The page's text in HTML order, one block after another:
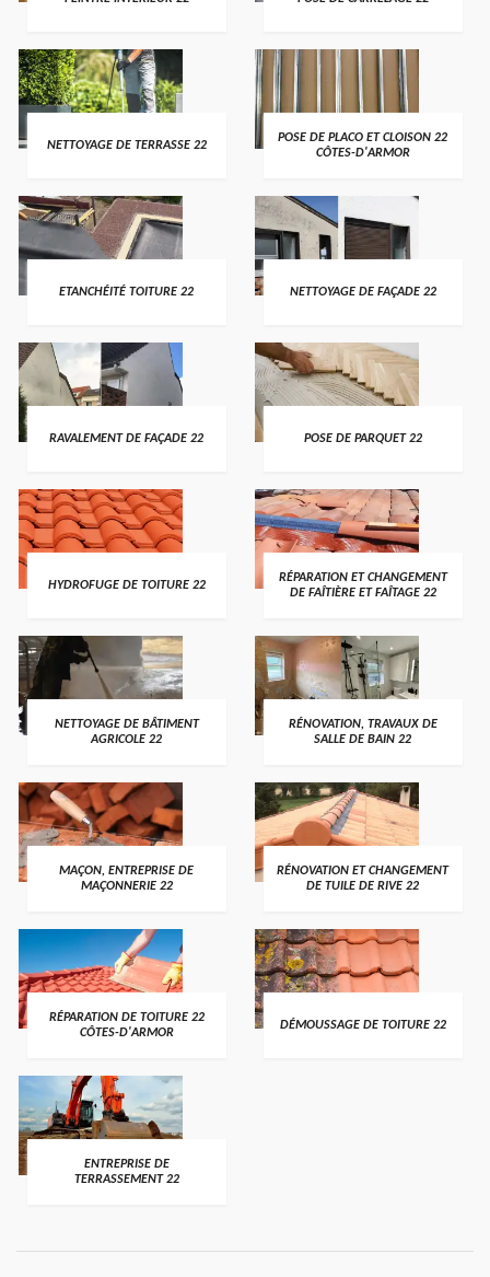
NETTOYAGE DE TERRASSE 22
POSE DE PLACO ET CLOISON 22
CÔTES-D'ARMOR
ETANCHÉITÉ TOITURE 22 NETTOYAGE DE FAÇADE 22
RAVALEMENT DE FAÇADE 22 POSE DE PARQUET 22
HYDROFUGE DE TOITURE 22
RÉPARATION ET CHANGEMENT
DE FAÎTIÈRE ET FAÎTAGE 22
NETTOYAGE DE BÂTIMENT
AGRICOLE 22
RÉNOVATION, TRAVAUX DE
SALLE DE BAIN 22
MAÇON, ENTREPRISE DE
MAÇONNERIE 22
RÉNOVATION ET CHANGEMENT
DE TUILE DE RIVE 22
RÉPARATION DE TOITURE 22
CÔTES-D'ARMOR
DÉMOUSSAGE DE TOITURE 22
ENTREPRISE DE
TERRASSEMENT 22